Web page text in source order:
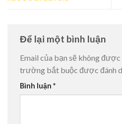
Để lại một bình luận
Email của bạn sẽ không
trường bắt buộc được đánh
Bình luận *